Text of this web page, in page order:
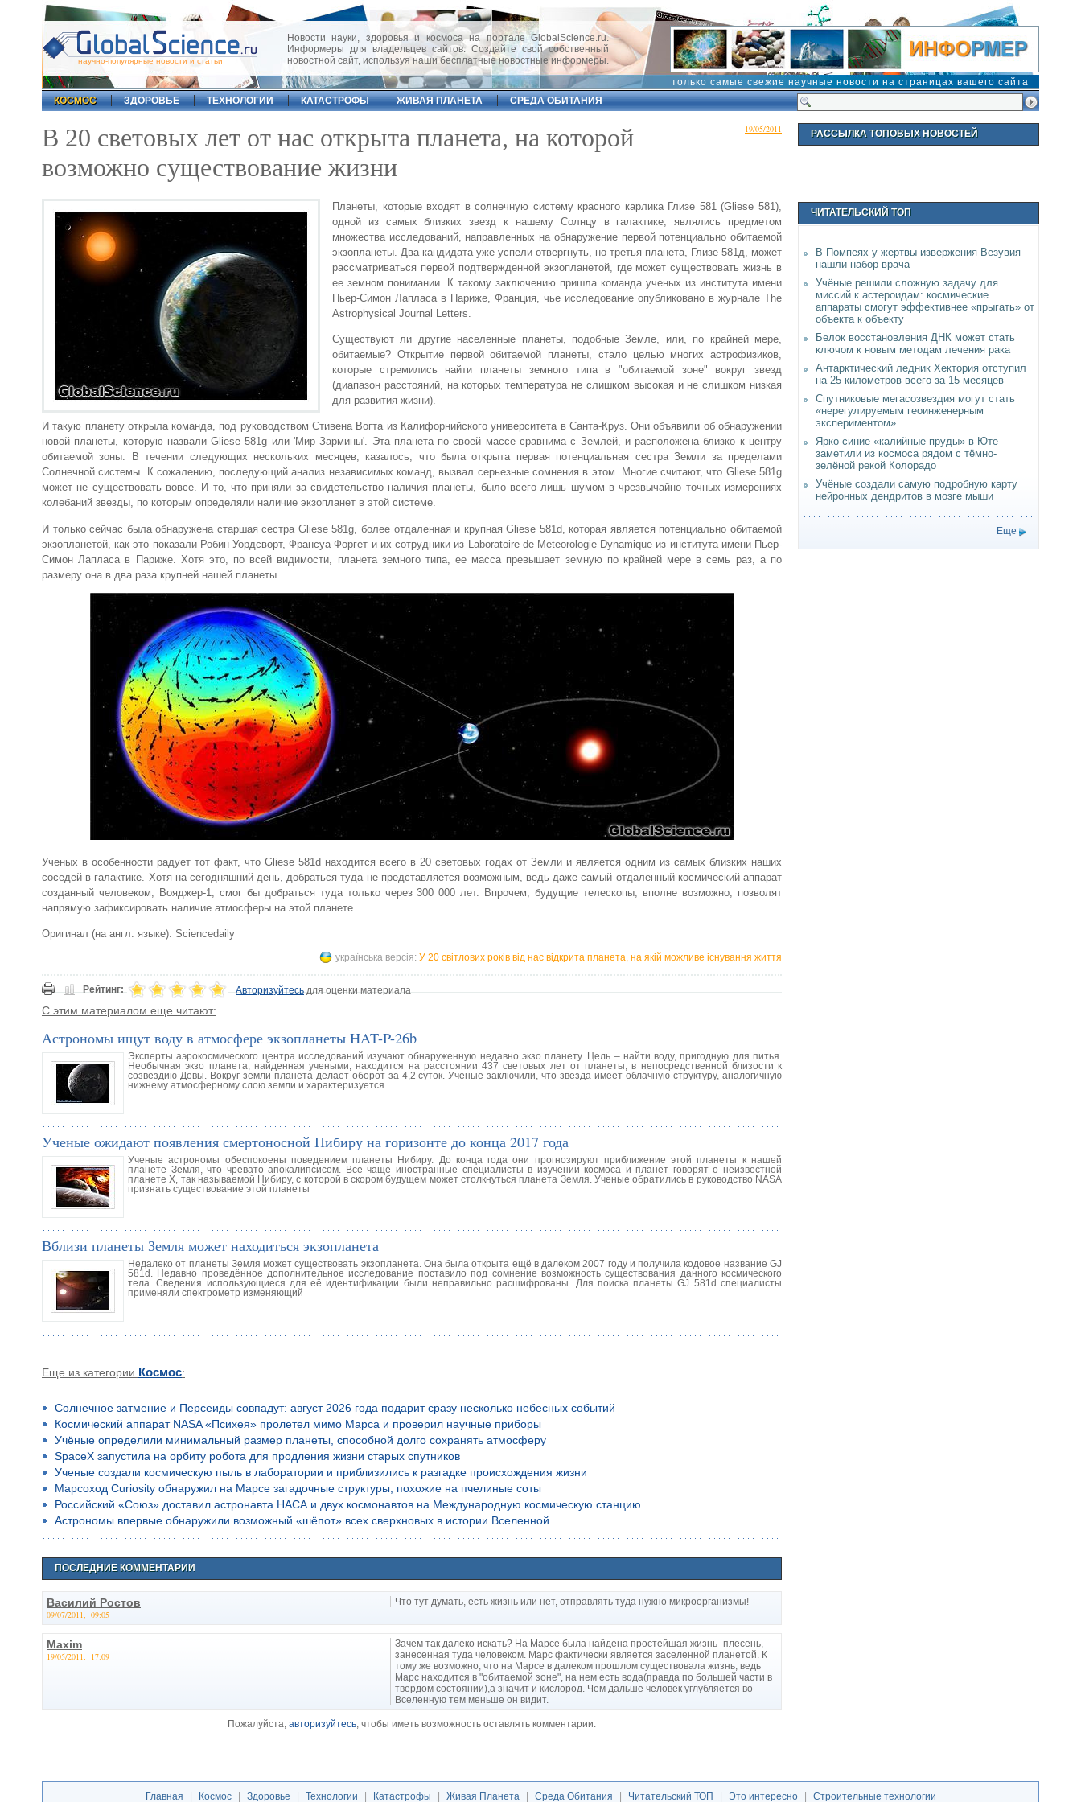
научно-популярные новости и статьи
Новости науки, здоровья и космоса на портале GlobalScience.ru.
Информеры для владельцев сайтов. Создайте свой собственный
новостной сайт, используя наши бесплатные новостные информеры.
только самые свежие научные новости на страницах вашего сайта
КОСМОС
ЗДОРОВЬЕ ТЕХНОЛОГИИ КАТАСТРОФЫ ЖИВАЯ ПЛАНЕТА СРЕДА ОБИТАНИЯ
19/05/2011
В 20 световых лет от нас открыта планета, на которой
возможно существование жизни
Планеты, которые входят в солнечную систему красного карлика Глизе 581 (Gliese 581),
одной из самых близких звезд к нашему Солнцу в галактике, являлись предметом
множества исследований, направленных на обнаружение первой потенциально обитаемой
экзопланеты. Два кандидата уже успели отвергнуть, но третья планета, Глизе 581д, может
рассматриваться первой подтвержденной экзопланетой, где может существовать жизнь в
ее земном понимании. К такому заключению пришла команда ученых из института имени
Пьер-Симон Лапласа в Париже, Франция, чье исследование опубликовано в журнале The
Astrophysical Journal Letters.
Существуют ли другие населенные планеты, подобные Земле, или, по крайней мере,
обитаемые? Открытие первой обитаемой планеты, стало целью многих астрофизиков,
которые стремились найти планеты земного типа в "обитаемой зоне" вокруг звезд
(диапазон расстояний, на которых температура не слишком высокая и не слишком низкая
для развития жизни).
И такую планету открыла команда, под руководством Стивена Вогта из Калифорнийского университета в Санта-Круз. Они объявили об обнаружении
новой планеты, которую назвали Gliese 581g или 'Мир Зармины'. Эта планета по своей массе сравнима с Землей, и расположена близко к центру
обитаемой зоны. В течении следующих нескольких месяцев, казалось, что была открыта первая потенциальная сестра Земли за пределами
Солнечной системы. К сожалению, последующий анализ независимых команд, вызвал серьезные сомнения в этом. Многие считают, что Gliese 581g
может не существовать вовсе. И то, что приняли за свидетельство наличия планеты, было всего лишь шумом в чрезвычайно точных измерениях
колебаний звезды, по которым определяли наличие экзопланет в этой системе.
И только сейчас была обнаружена старшая сестра Gliese 581g, более отдаленная и крупная Gliese 581d, которая является потенциально обитаемой
экзопланетой, как это показали Робин Уордсворт, Франсуа Форгет и их сотрудники из Laboratoire de Meteorologie Dynamique из института имени Пьер-
Симон Лапласа в Париже. Хотя это, по всей видимости, планета земного типа, ее масса превышает земную по крайней мере в семь раз, а по
размеру она в два раза крупней нашей планеты.
Ученых в особенности радует тот факт, что Gliese 581d находится всего в 20 световых годах от Земли и является одним из самых близких наших
соседей в галактике. Хотя на сегодняшний день, добраться туда не представляется возможным, ведь даже самый отдаленный космический аппарат
созданный человеком, Вояджер-1, смог бы добраться туда только через 300 000 лет. Впрочем, будущие телескопы, вполне возможно, позволят
напрямую зафиксировать наличие атмосферы на этой планете.
Оригинал (на англ. языке): Sciencedaily
українська версія: У 20 світлових років від нас відкрита планета, на якій можливе існування життя
Рейтинг: Авторизуйтесьдля оценки материала
С этим материалом еще читают:
Астрономы ищут воду в атмосфере экзопланеты HAT-P-26b
Эксперты аэрокосмического центра исследований изучают обнаруженную недавно экзо планету. Цель – найти воду, пригодную для питья.
Необычная экзо планета, найденная учеными, находится на расстоянии 437 световых лет от планеты, в непосредственной близости к
созвездию Девы. Вокруг земли планета делает оборот за 4,2 суток. Ученые заключили, что звезда имеет облачную структуру, аналогичную
нижнему атмосферному слою земли и характеризуется
Ученые ожидают появления смертоносной Нибиру на горизонте до конца 2017 года
Ученые астрономы обеспокоены поведением планеты Нибиру. До конца года они прогнозируют приближение этой планеты к нашей
планете Земля, что чревато апокалипсисом. Все чаще иностранные специалисты в изучении космоса и планет говорят о неизвестной
планете Х, так называемой Нибиру, с которой в скором будущем может столкнуться планета Земля. Ученые обратились в руководство NASA
признать существование этой планеты
Вблизи планеты Земля может находиться экзопланета
Недалеко от планеты Земля может существовать экзопланета. Она была открыта ещё в далеком 2007 году и получила кодовое название GJ
581d. Недавно проведённое дополнительное исследование поставило под сомнение возможность существования данного космического
тела. Сведения использующиеся для её идентификации были неправильно расшифрованы. Для поиска планеты GJ 581d специалисты
применяли спектрометр изменяющий
Еще из категории Космос:
Солнечное затмение и Персеиды совпадут: август 2026 года подарит сразу несколько небесных событий
Космический аппарат NASA «Психея» пролетел мимо Марса и проверил научные приборы
Учёные определили минимальный размер планеты, способной долго сохранять атмосферу
SpaceX запустила на орбиту робота для продления жизни старых спутников
Ученые создали космическую пыль в лаборатории и приблизились к разгадке происхождения жизни
Марсоход Curiosity обнаружил на Марсе загадочные структуры, похожие на пчелиные соты
Российский «Союз» доставил астронавта НАСА и двух космонавтов на Международную космическую станцию
Астрономы впервые обнаружили возможный «шёпот» всех сверхновых в истории Вселенной
ПОСЛЕДНИЕ КОММЕНТАРИИ
Василий Ростов
09/07/2011, 09:05
Что тут думать, есть жизнь или нет, отправлять туда нужно микроорганизмы!
Maxim
19/05/2011, 17:09
Зачем так далеко искать? На Марсе была найдена простейшая жизнь- плесень,
занесенная туда человеком. Марс фактически является заселенной планетой. К
тому же возможно, что на Марсе в далеком прошлом существовала жизнь, ведь
Марс находится в "обитаемой зоне", на нем есть вода(правда по большей части в
твердом состоянии),а значит и кислород. Чем дальше человек углубляется во
Вселенную тем меньше он видит.
Пожалуйста, авторизуйтесь, чтобы иметь возможность оставлять комментарии.
РАССЫЛКА ТОПОВЫХ НОВОСТЕЙ
ЧИТАТЕЛЬСКИЙ ТОП
В Помпеях у жертвы извержения Везувия
нашли набор врача
Учёные решили сложную задачу для
миссий к астероидам: космические
аппараты смогут эффективнее «прыгать» от
объекта к объекту
Белок восстановления ДНК может стать
ключом к новым методам лечения рака
Антарктический ледник Хектория отступил
на 25 километров всего за 15 месяцев
Спутниковые мегасозвездия могут стать
«нерегулируемым геоинженерным
экспериментом»
Ярко-синие «калийные пруды» в Юте
заметили из космоса рядом с тёмно-
зелёной рекой Колорадо
Учёные создали самую подробную карту
нейронных дендритов в мозге мыши
Еще
Главная Космос Здоровье Технологии Катастрофы Живая Планета Среда Обитания Читательский ТОП Это интересно Строительные технологии